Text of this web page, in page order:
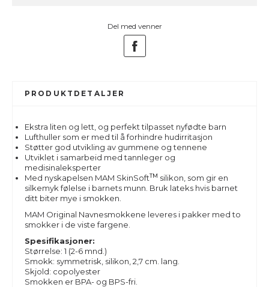
Del med venner
PRODUKTDETALJER
Ekstra liten og lett, og perfekt tilpasset nyfødte barn
Lufthuller som er med til å forhindre hudirritasjon
Støtter god utvikling av gummene og tennene
Utviklet i samarbeid med tannleger og
medisinaleksperter
Med nyskapelsen MAM SkinSoftTM silikon, som gir en
silkemyk følelse i barnets munn. Bruk lateks hvis barnet
ditt biter mye i smokken.
MAM Original Navnesmokkene leveres i pakker med to
smokker i de viste fargene.
Spesifikasjoner:
Størrelse: 1 (2-6 mnd.)
Smokk: symmetrisk, silikon, 2,7 cm. lang.
Skjold: copolyester
Smokken er BPA- og BPS-fri.